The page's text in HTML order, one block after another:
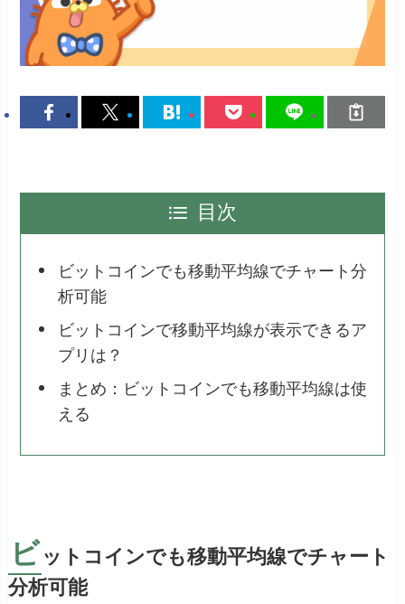
目次
ビットコインでも移動平均線でチャート分
析可能
ビットコインで移動平均線が表示できるア
プリは？
まとめ：ビットコインでも移動平均線は使
える
ビ ットコインでも移動平均線でチャート
分析可能